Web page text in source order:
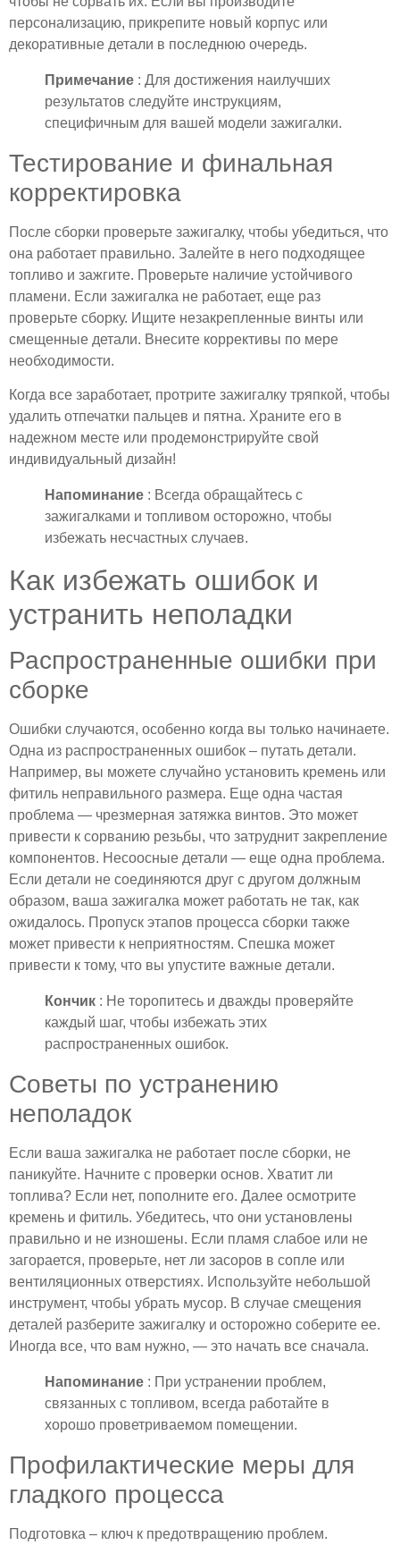
персонализацию, прикрепите новый корпус или
декоративные детали в последнюю очередь.
Примечание : Для достижения наилучших
результатов следуйте инструкциям,
специфичным для вашей модели зажигалки.
Тестирование и финальная
корректировка
После сборки проверьте зажигалку, чтобы убедиться, что
она работает правильно. Залейте в него подходящее
топливо и зажгите. Проверьте наличие устойчивого
пламени. Если зажигалка не работает, еще раз
проверьте сборку. Ищите незакрепленные винты или
смещенные детали. Внесите коррективы по мере
необходимости.
Когда все заработает, протрите зажигалку тряпкой, чтобы
удалить отпечатки пальцев и пятна. Храните его в
надежном месте или продемонстрируйте свой
индивидуальный дизайн!
Напоминание : Всегда обращайтесь с
зажигалками и топливом осторожно, чтобы
избежать несчастных случаев.
Как избежать ошибок и
устранить неполадки
Распространенные ошибки при
сборке
Ошибки случаются, особенно когда вы только начинаете.
Одна из распространенных ошибок – путать детали.
Например, вы можете случайно установить кремень или
фитиль неправильного размера. Еще одна частая
проблема — чрезмерная затяжка винтов. Это может
привести к сорванию резьбы, что затруднит закрепление
компонентов. Несоосные детали — еще одна проблема.
Если детали не соединяются друг с другом должным
образом, ваша зажигалка может работать не так, как
ожидалось. Пропуск этапов процесса сборки также
может привести к неприятностям. Спешка может
привести к тому, что вы упустите важные детали.
Кончик : Не торопитесь и дважды проверяйте
каждый шаг, чтобы избежать этих
распространенных ошибок.
Советы по устранению
неполадок
Если ваша зажигалка не работает после сборки, не
паникуйте. Начните с проверки основ. Хватит ли
топлива? Если нет, пополните его. Далее осмотрите
кремень и фитиль. Убедитесь, что они установлены
правильно и не изношены. Если пламя слабое или не
загорается, проверьте, нет ли засоров в сопле или
вентиляционных отверстиях. Используйте небольшой
инструмент, чтобы убрать мусор. В случае смещения
деталей разберите зажигалку и осторожно соберите ее.
Иногда все, что вам нужно, — это начать все сначала.
Напоминание : При устранении проблем,
связанных с топливом, всегда работайте в
хорошо проветриваемом помещении.
Профилактические меры для
гладкого процесса
Подготовка – ключ к предотвращению проблем.